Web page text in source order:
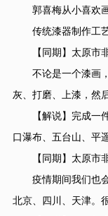
郭喜梅从小喜欢画
传统漆器制作工艺
【同期】太原市非
不论是一个漆画，
灰、打磨、上漆，然
【解说】完成一件
口瀑布、五台山、平
【同期】太原市非
疫情期间我们也会
北京、四川、天津。